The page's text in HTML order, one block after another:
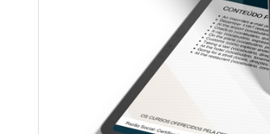
Nutrição Gestacional